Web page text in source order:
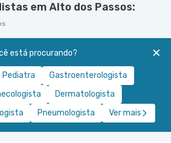
em Alto dos Passos:
está procurando?
Pediatra
Gastroenterologista
Dermatologista
Pneumologista Ver mais